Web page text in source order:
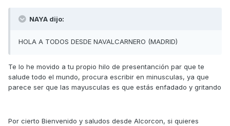
NAYA dijo:
HOLA A TODOS DESDE NAVALCARNERO (MADRID)
Te lo he movido a tu propio hilo de presentanción par que te
salude todo el mundo, procura escribir en minusculas, ya que
parece ser que las mayusculas es que estás enfadado y gritando
Por cierto Bienvenido y saludos desde Alcorcon, si quieres